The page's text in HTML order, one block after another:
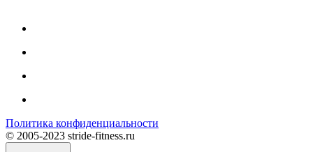
Политика конфиденциальности
© 2005-2023 stride-fitness.ru